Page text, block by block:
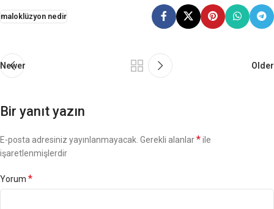
maloklüzyon nedir
Newer Older
Bir yanıt yazın
E-posta adresiniz yayınlanmayacak. Gerekli alanlar*ile
işaretlenmişlerdir
Yorum *